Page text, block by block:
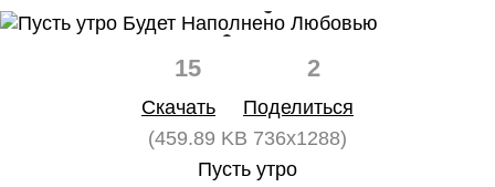
15 2
Скачать
Поделиться
(459.89 KB 736x1288)
Пусть утро